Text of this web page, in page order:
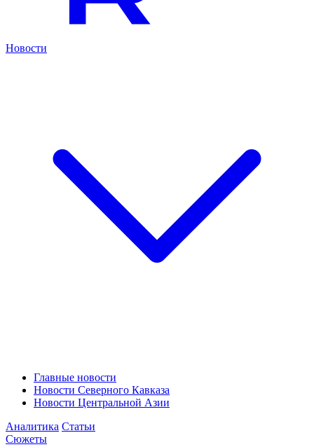
Новости
Главные новости
Новости Северного Кавказа
Новости Центральной Азии
Аналитика Статьи
Сюжеты